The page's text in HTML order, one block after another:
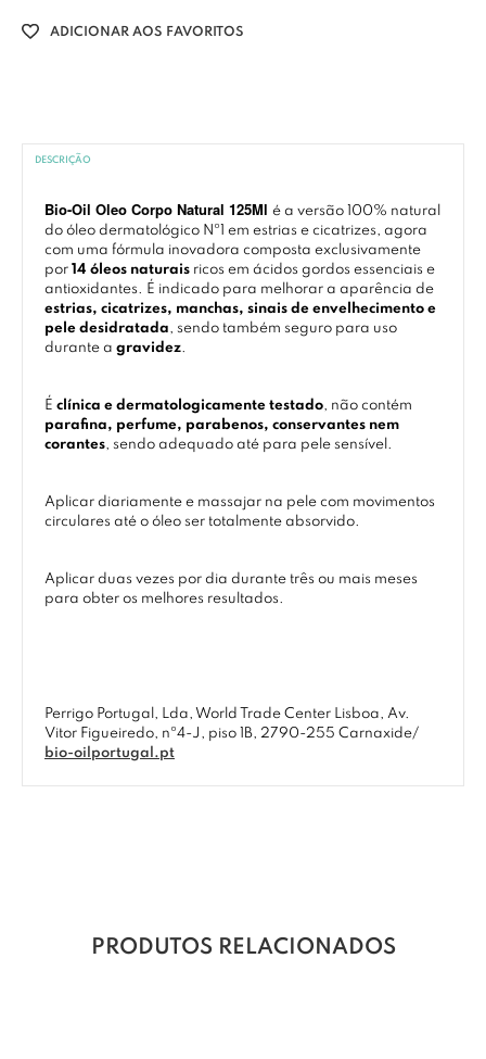
ADICIONAR AOS FAVORITOS
DESCRIÇÃO
Bio-Oil Oleo Corpo Natural 125Ml é a versão 100% natural
do óleo dermatológico Nº1 em estrias e cicatrizes, agora
com uma fórmula inovadora composta exclusivamente
por 14 óleos naturais ricos em ácidos gordos essenciais e
antioxidantes. É indicado para melhorar a aparência de
estrias, cicatrizes, manchas, sinais de envelhecimento e
pele desidratada, sendo também seguro para uso
durante a gravidez.
É clínica e dermatologicamente testado, não contém
parafina, perfume, parabenos, conservantes nem
corantes, sendo adequado até para pele sensível.
Aplicar diariamente e massajar na pele com movimentos
circulares até o óleo ser totalmente absorvido.
Aplicar duas vezes por dia durante três ou mais meses
para obter os melhores resultados.
Perrigo Portugal, Lda, World Trade Center Lisboa, Av.
Vitor Figueiredo, nº4-J, piso 1B, 2790-255 Carnaxide/
bio-oilportugal.pt
PRODUTOS RELACIONADOS